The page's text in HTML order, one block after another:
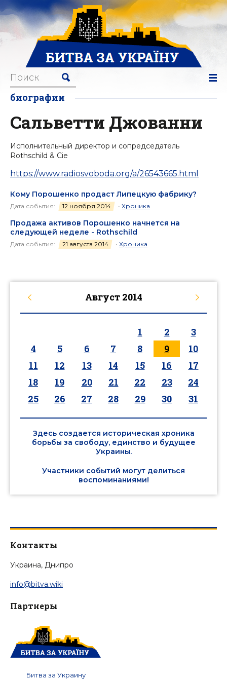
биографии
Сальветти Джованни
Исполнительный директор и сопредседатель
Rothschild & Cie
https://www.radiosvoboda.org/a/26543665.html
Кому Порошенко продаст Липецкую фабрику?
Дата события: 12 ноября 2014 • Хроника
Продажа активов Порошенко начнется на
следующей неделе - Rothschild
Дата события: 21 августа 2014 • Хроника
Август 2014
1 2
3
4
5 6 7 8 9
10
11
12 13 14 15 16
17
18
19 20 21 22 23
24
25
26 27 28 29 30 31
Здесь создается историческая хроника
борьбы за свободу, единство и будущее
Украины.
Участники событий могут делиться
воспоминаниями!
Контакты
Украина, Днипро
info@bitva.wiki
Партнеры
Битва за Украину